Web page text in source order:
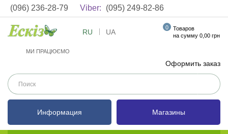
(096) 236-28-79 Viber: (095) 249-82-86
МИ ПРАЦЮЄМО
Оформить заказ
RU UA Товаров
0
на сумму 0,00 грн
Информация Магазины